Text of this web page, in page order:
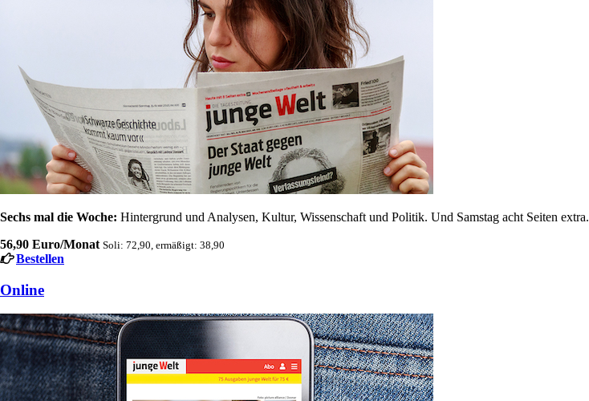
Sechs mal die Woche: Hintergrund und Analysen, Kultur, Wissenschaft und Politik. Und Samstag acht Seiten extra.
56,90 Euro/Monat Soli: 72,90, ermäßigt: 38,90
Bestellen
Online